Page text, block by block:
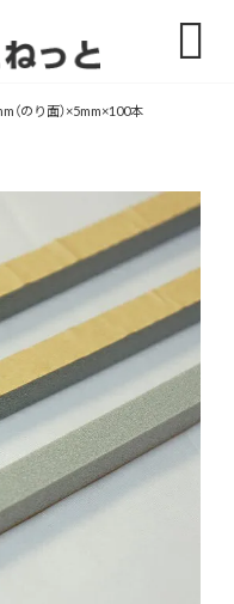

（のり面）×5mm×100本